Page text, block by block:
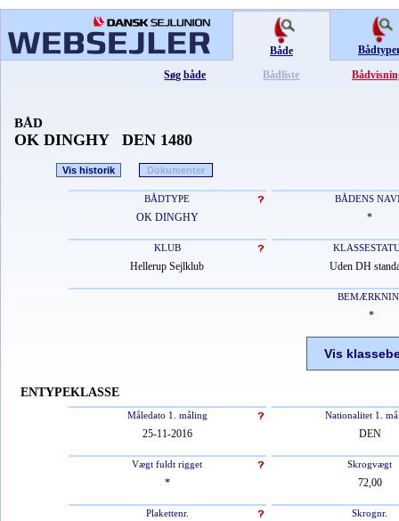
Både
Søg både
Bådliste
BÅD
OK DINGHY DEN 1480
Vis historik Dokumenter
BÅDTYPE BÅDENS
OK DINGHY *
KLUB
Hellerup Sejlklub Uden DH
*
Vis
ENTYPEKLASSE
Måledato 1. måling Nationalitet 1.
25-11-2016 DEN
Vægt fuldt rigget Skrogvægt
* 72,00
Plakettenr. Skrognr.